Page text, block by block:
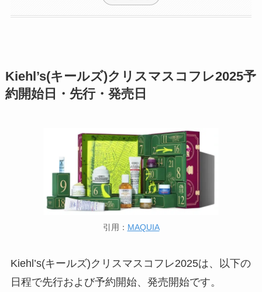
Kiehl’s(キールズ)クリスマスコフレ2025予
約開始日・先行・発売日
引用： MAQUIA
Kiehl’s(キールズ)クリスマスコフレ2025は、以下の
日程で先行および予約開始、発売開始です。